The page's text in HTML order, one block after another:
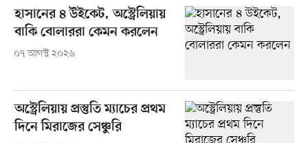
হাসানের ৪ উইকেট, অস্ট্রেলিয়ায়
বাকি বোলাররা কেমন করলেন
০৭ আগস্ট ২০২৬
অস্ট্রেলিয়ায় প্রস্তুতি ম্যাচের প্রথম
দিনে মিরাজের সেঞ্চুরি